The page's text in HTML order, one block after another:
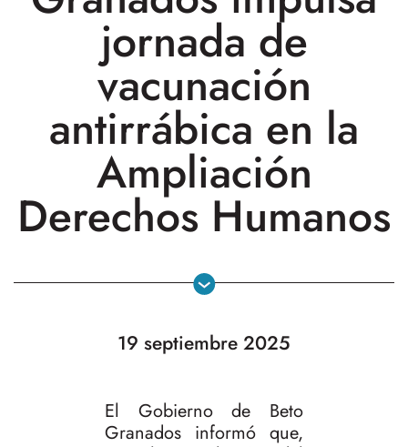
jornada de
vacunación
antirrábica en la
Ampliación
Derechos Humanos
19 septiembre 2025
El Gobierno de Beto
Granados informó que,